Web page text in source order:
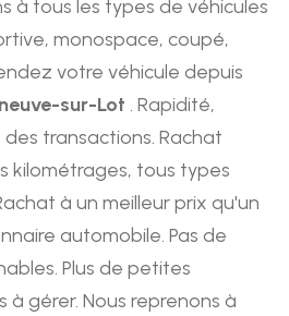
à tous les types de véhicules
monospace, coupé,
votre véhicule depuis
sur-Lot . Rapidité,
transactions. Rachat
kilométrages, tous types
à un meilleur prix qu'un
automobile. Pas de
Plus de petites
gérer. Nous reprenons à